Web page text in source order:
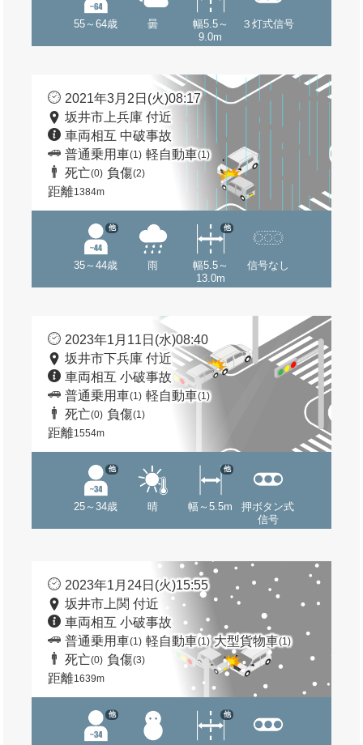
55～64歳 曇
幅5.5～
9.0m
３灯式信号
2021年3月2日(火)08:17
坂井市上兵庫 付近
車両相互 中破事故
普通乗用車(1) 軽自動車(1)
死亡(0) 負傷(2)
距離1384m
35～44歳
他
雨
幅5.5～
13.0m
他
信号なし
2023年1月11日(水)08:40
坂井市下兵庫 付近
車両相互 小破事故
普通乗用車(1) 軽自動車(1)
死亡(0) 負傷(1)
距離1554m
25～34歳
他
晴 幅～5.5m
他
押ボタン式
信号
2023年1月24日(火)15:55
坂井市上関 付近
車両相互 小破事故
普通乗用車(1) 軽自動車(1) 大型貨物車(1)
死亡(0) 負傷(3)
距離1639m
他 他